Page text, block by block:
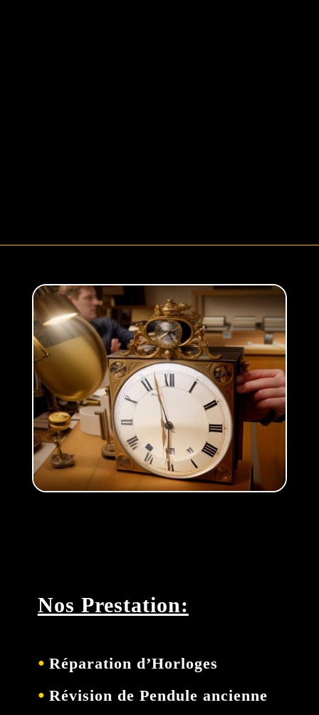
Nos Prestation:
⦁Réparation d’Horloges
⦁Révision de Pendule ancienne